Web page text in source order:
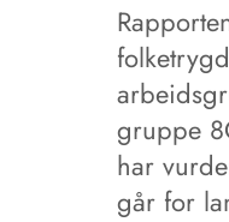
gruppe
har
går for